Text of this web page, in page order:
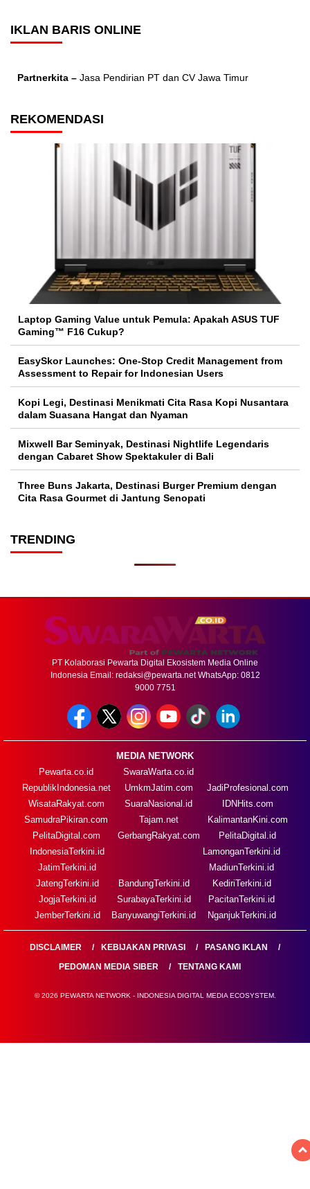
IKLAN BARIS ONLINE
Partnerkita – Jasa Pendirian PT dan CV Jawa Timur
REKOMENDASI
Laptop Gaming Value untuk Pemula: Apakah ASUS TUF
Gaming™ F16 Cukup?
EasySkor Launches: One-Stop Credit Management from
Assessment to Repair for Indonesian Users
Kopi Legi, Destinasi Menikmati Cita Rasa Kopi Nusantara
dalam Suasana Hangat dan Nyaman
Mixwell Bar Seminyak, Destinasi Nightlife Legendaris
dengan Cabaret Show Spektakuler di Bali
Three Buns Jakarta, Destinasi Burger Premium dengan
Cita Rasa Gourmet di Jantung Senopati
TRENDING
PT Kolaborasi Pewarta Digital Ekosistem Media Online
Indonesia Email: redaksi@pewarta.netWhatsApp: 0812
9000 7751
MEDIA NETWORK
Pewarta.co.id
RepublikIndonesia.net
WisataRakyat.com
SamudraPikiran.com
PelitaDigital.com
SwaraWarta.co.id
UmkmJatim.com
SuaraNasional.id
Tajam.net
GerbangRakyat.com
JadiProfesional.com
IDNHits.com
KalimantanKini.com
PelitaDigital.id
IndonesiaTerkini.id
JatimTerkini.id
JatengTerkini.id
JogjaTerkini.id
JemberTerkini.id
BandungTerkini.id
SurabayaTerkini.id
BanyuwangiTerkini.id
LamonganTerkini.id
MadiunTerkini.id
KediriTerkini.id
PacitanTerkini.id
NganjukTerkini.id
DISCLAIMER KEBIJAKAN PRIVASI
PASANG IKLAN
PEDOMAN MEDIA SIBER
TENTANG KAMI
© 2026 PEWARTA NETWORK - INDONESIA DIGITAL MEDIA ECOSYSTEM.